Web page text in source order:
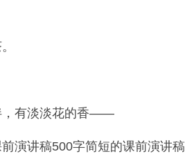
，有淡淡花的香——
演讲稿500字简短的课前演讲稿